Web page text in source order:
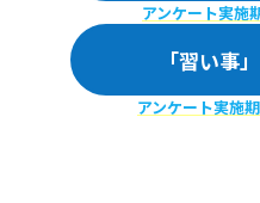
アンケート実施
「習い事
アンケート実施